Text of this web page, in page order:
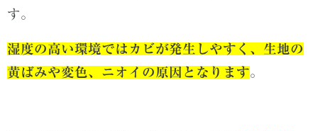
す。
湿度の高い環境ではカビが発生しやすく、生地の
黄ばみや変色、ニオイの原因となります。